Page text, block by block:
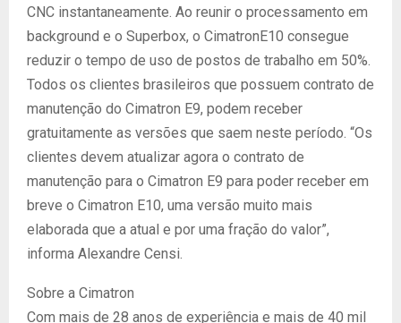
CNC instantaneamente. Ao reunir o processamento em
background e o Superbox, o CimatronE10 consegue
reduzir o tempo de uso de postos de trabalho em 50%.
Todos os clientes brasileiros que possuem contrato de
manutenção do Cimatron E9, podem receber
gratuitamente as versões que saem neste período. “Os
clientes devem atualizar agora o contrato de
manutenção para o Cimatron E9 para poder receber em
breve o Cimatron E10, uma versão muito mais
elaborada que a atual e por uma fração do valor”,
informa Alexandre Censi.
Sobre a Cimatron
Com mais de 28 anos de experiência e mais de 40 mil